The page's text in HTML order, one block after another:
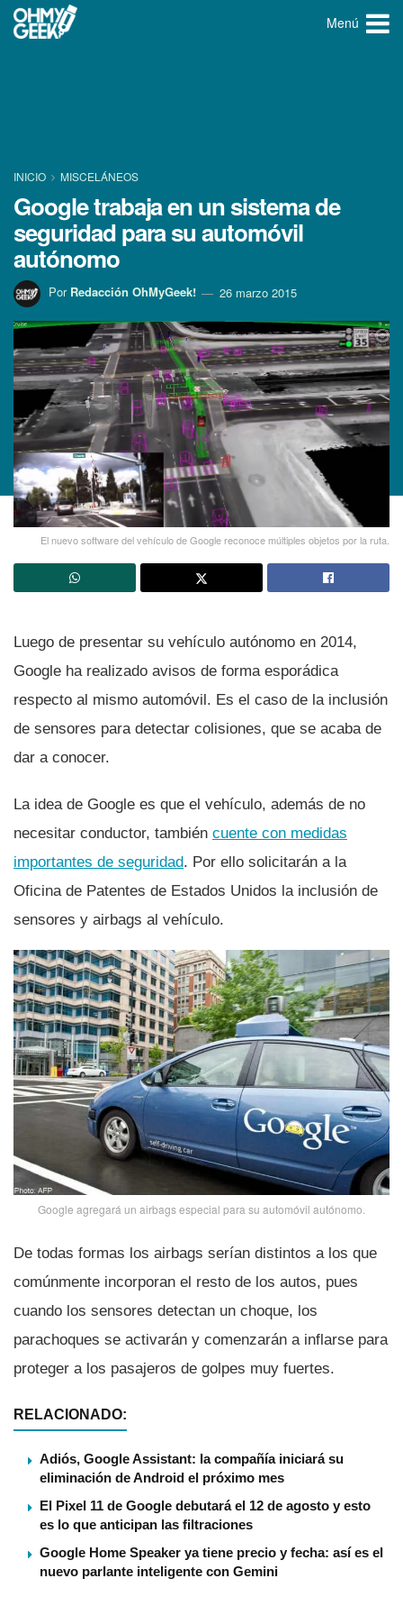
Menú
INICIO MISCELÁNEOS
Google trabaja en un sistema de
seguridad para su automóvil
autónomo
Por Redacción OhMyGeek! 26 marzo 2015
El nuevo software del vehí­culo de Google reconoce múltiples objetos por la ruta.
Luego de presentar su vehí­culo autónomo en 2014,
Google ha realizado avisos de forma esporádica
respecto al mismo automóvil. Es el caso de la inclusión
de sensores para detectar colisiones, que se acaba de
dar a conocer.
La idea de Google es que el vehí­culo, además de no
necesitar conductor, también cuente con medidas
importantes de seguridad. Por ello solicitarán a la
Oficina de Patentes de Estados Unidos la inclusión de
sensores y airbags al vehí­culo.
Google agregará un airbags especial para su automóvil autónomo.
De todas formas los airbags serí­an distintos a los que
comúnmente incorporan el resto de los autos, pues
cuando los sensores detectan un choque, los
parachoques se activarán y comenzarán a inflarse para
proteger a los pasajeros de golpes muy fuertes.
RELACIONADO:
Adiós, Google Assistant: la compañía iniciará su
eliminación de Android el próximo mes
El Pixel 11 de Google debutará el 12 de agosto y esto
es lo que anticipan las filtraciones
Google Home Speaker ya tiene precio y fecha: así es el
nuevo parlante inteligente con Gemini